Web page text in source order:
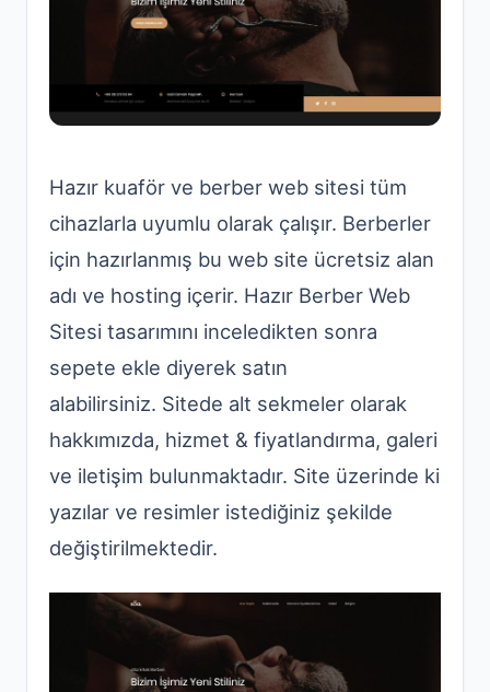
Hazır kuaför ve berber web sitesi tüm
cihazlarla uyumlu olarak çalışır. Berberler
için hazırlanmış bu web site ücretsiz alan
adı ve hosting içerir. Hazır Berber Web
Sitesi tasarımını inceledikten sonra
sepete ekle diyerek satın
alabilirsiniz. Sitede alt sekmeler olarak
hakkımızda, hizmet & fiyatlandırma, galeri
ve iletişim bulunmaktadır. Site üzerinde ki
yazılar ve resimler istediğiniz şekilde
değiştirilmektedir.